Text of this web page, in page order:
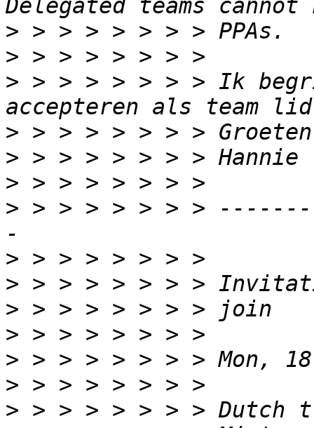
>
>
> > > > > > > > Ik
>
>
>
> > > > > > > >
>
>
>
>
>
>
>